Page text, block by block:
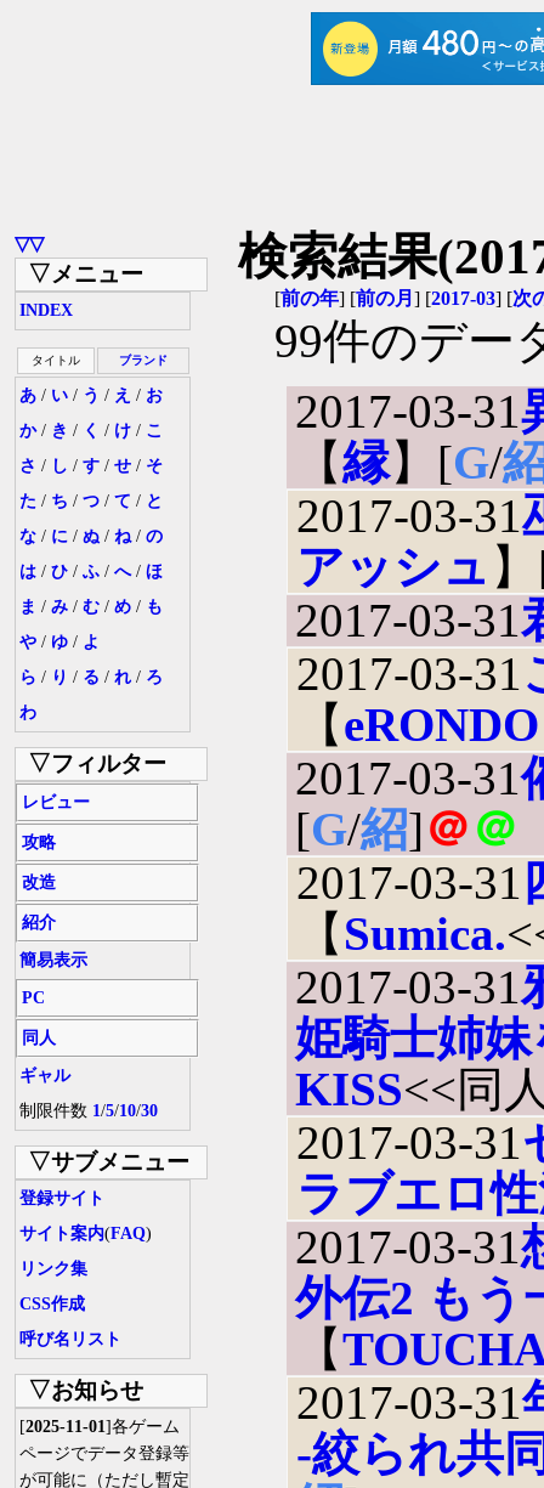
▽▽
▽メニュー
INDEX
タイトル ブランド
あ / い / う / え / お
か/ き / く / け / こ
さ / し / す / せ / そ
た / ち / つ / て / と
な / に / ぬ / ね / の
は / ひ / ふ / へ/ ほ
ま / み / む / め / も
や / ゆ / よ
ら / り / る / れ / ろ
わ
▽フィルター
レビュー
攻略
改造
紹介
簡易表示
PC
同人
ギャル
制限件数 1/5/10/30
▽サブメニュー
登録サイト
サイト案内(FAQ)
リンク集
CSS作成
呼び名リスト
▽お知らせ
[2025-11-01]各ゲーム
ページでデータ登録等
が可能に（ただし暫定
検索結果
[前の年] [前の月 ] [2017-03] [次
99件のデー
2017-03-31
【縁】[G/
2017-03-31
アッシュ
2017-03-31
2017-03-31
【eRONDO
2017-03-31
[G/紹]＠＠
2017-03-31
【Sumica.
2017-03-31
姫騎士姉
KISS<<同
2017-03-31
ラブエロ
2017-03-31
外伝2 もう
【
2017-03-31
-絞られ共